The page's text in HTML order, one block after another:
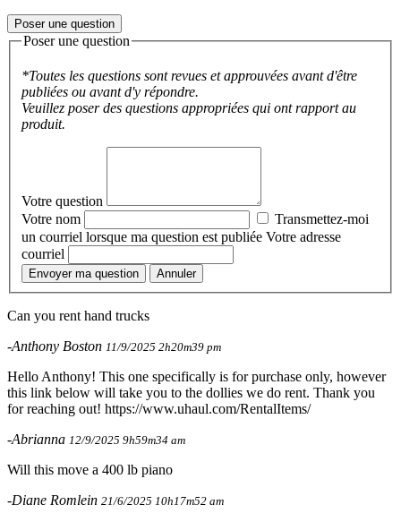
Poser une question
Poser une question
*Toutes les questions sont revues et approuvées avant d'être
publiées ou avant d'y répondre.
Veuillez poser des questions appropriées qui ont rapport au
produit.
Votre question
Votre nom
Transmettez-moi
un courriel lorsque ma question est publiée Votre adresse
courriel
Envoyer ma question Annuler
Can you rent hand trucks
-Anthony Boston 11/9/2025 2h20m39 pm
Hello Anthony! This one specifically is for purchase only, however
this link below will take you to the dollies we do rent. Thank you
for reaching out! https://www.uhaul.com/RentalItems/
-Abrianna 12/9/2025 9h59m34 am
Will this move a 400 lb piano
-Diane Romlein 21/6/2025 10h17m52 am